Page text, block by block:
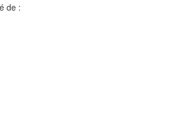
de :